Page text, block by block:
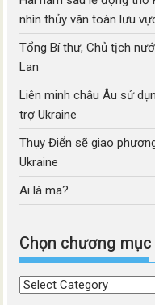
nhìn thủy văn toàn lưu
Tổng Bí thư, Chủ tịch
Lan
Liên minh châu Âu sử
trợ Ukraine
Thụy Điển sẽ giao
Ukraine
Ai là ma?
Chọn chương mục
Chọn